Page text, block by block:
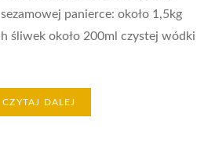
panierce: około 1,5kg
śliwek około 200ml czystej wódki
CZYTAJ DALEJ